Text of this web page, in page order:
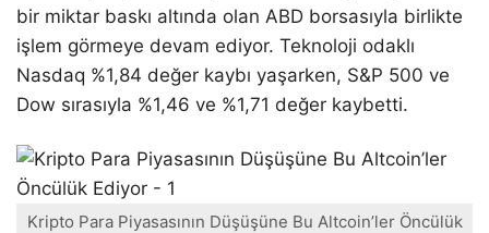
bir miktar baskı altında olan ABD borsasıyla birlikte
işlem görmeye devam ediyor. Teknoloji odaklı
Nasdaq %1,84 değer kaybı yaşarken, S&P 500 ve
Dow sırasıyla %1,46 ve %1,71 değer kaybetti.
Kripto Para Piyasasının Düşüşüne Bu Altcoin’ler Öncülük